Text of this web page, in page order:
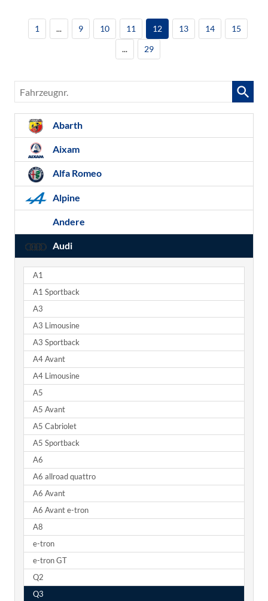
1 ... 9 10 11 12 13 14
15
...
29
Fahrzeugnr.
Abarth
Aixam
Alfa Romeo
Alpine
Andere
Audi
A1
A1 Sportback
A3
A3 Limousine
A3 Sportback
A4 Avant
A4 Limousine
A5
A5 Avant
A5 Cabriolet
A5 Sportback
A6
A6 allroad quattro
A6 Avant
A6 Avant e-tron
A8
e-tron
e-tron GT
Q2
Q3